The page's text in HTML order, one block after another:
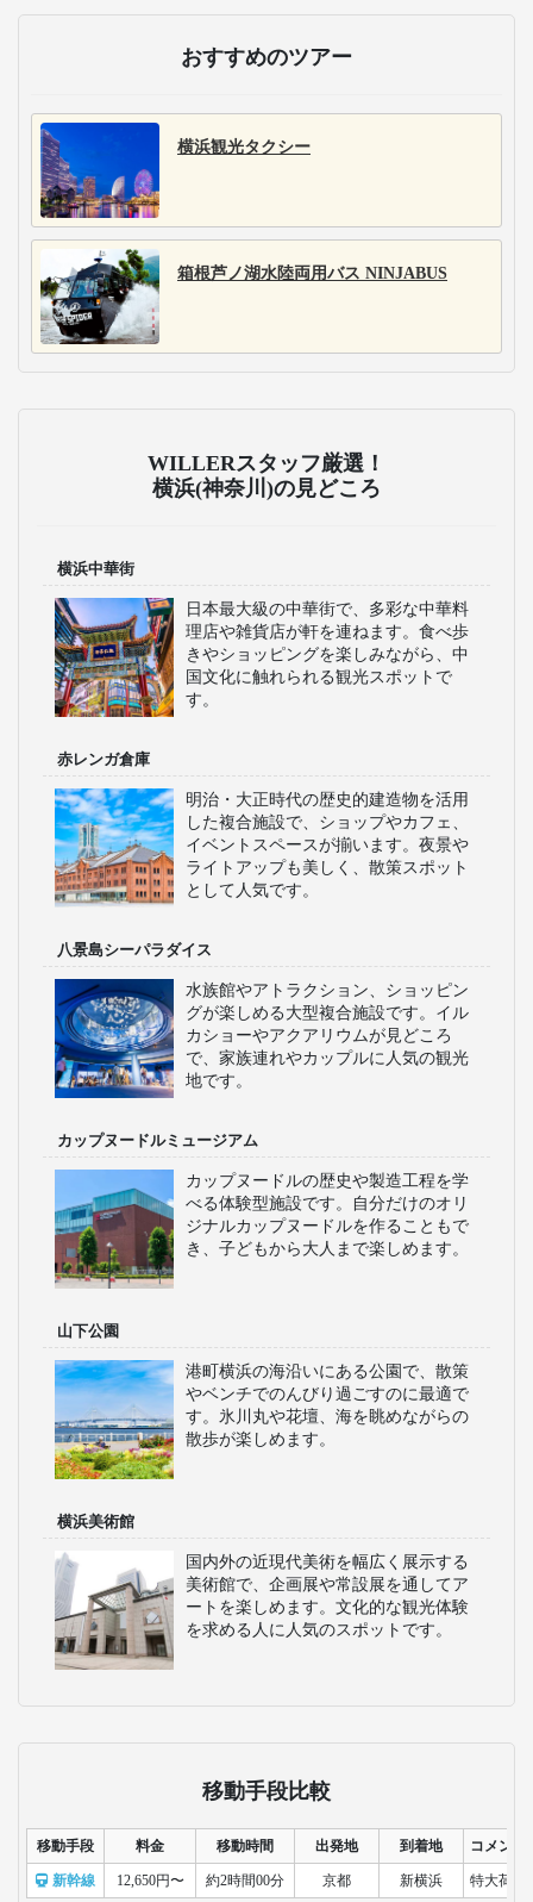
おすすめのツアー
横浜観光タクシー
箱根芦ノ湖水陸両用バス NINJABUS
WILLERスタッフ厳選！
横浜(神奈川)の見どころ
横浜中華街
日本最大級の中華街で、多彩な中華料
理店や雑貨店が軒を連ねます。食べ歩
きやショッピングを楽しみながら、中
国文化に触れられる観光スポットで
す。
赤レンガ倉庫
明治・大正時代の歴史的建造物を活用
した複合施設で、ショップやカフェ、
イベントスペースが揃います。夜景や
ライトアップも美しく、散策スポット
として人気です。
八景島シーパラダイス
水族館やアトラクション、ショッピン
グが楽しめる大型複合施設です。イル
カショーやアクアリウムが見どころ
で、家族連れやカップルに人気の観光
地です。
カップヌードルミュージアム
カップヌードルの歴史や製造工程を学
べる体験型施設です。自分だけのオリ
ジナルカップヌードルを作ることもで
き、子どもから大人まで楽しめます。
山下公園
港町横浜の海沿いにある公園で、散策
やベンチでのんびり過ごすのに最適で
す。氷川丸や花壇、海を眺めながらの
散歩が楽しめます。
横浜美術館
国内外の近現代美術を幅広く展示する
美術館で、企画展や常設展を通してア
ートを楽しめます。文化的な観光体験
を求める人に人気のスポットです。
移動手段比較
移動手段 料金 移動時間 出発地 到着地 コメント
新幹線 12,650円〜 約2時間00分 京都 新横浜 特大荷物